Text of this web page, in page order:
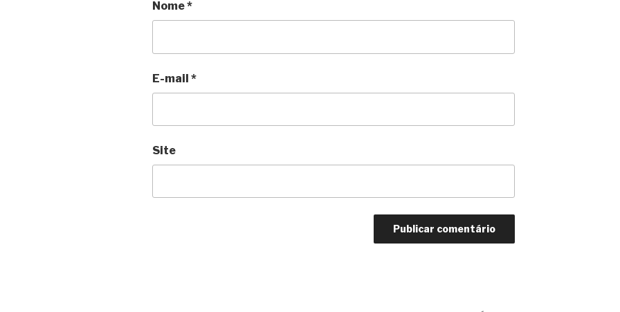
Nome*
E-mail *
Site